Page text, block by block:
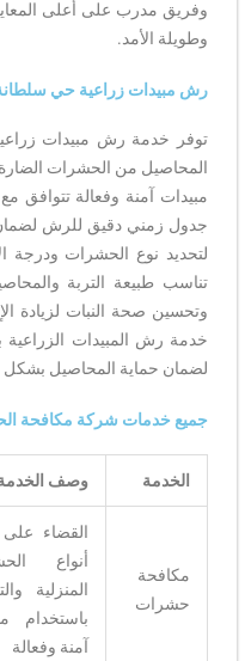
وفريق مدرب على أعلى
وطويلة الأمد.
رش مبيدات زراعية حي
توفر خدمة رش مبيدات
المحاصيل من الحشرات الضارة
مبيدات آمنة وفعالة تتوافق
جدول زمني دقيق للرش
لتحديد نوع الحشرات ودرجة
تناسب طبيعة التربة
وتحسين صحة النبات لزيادة
خدمة رش المبيدات الزراعية
لضمان حماية المحاصيل
جميع خدمات شركة مكافحة
الخدمة وصف
مكافحة
حشرات
القضاء
أنواع
المنزلية
باستخدام
آمنة وفعالة